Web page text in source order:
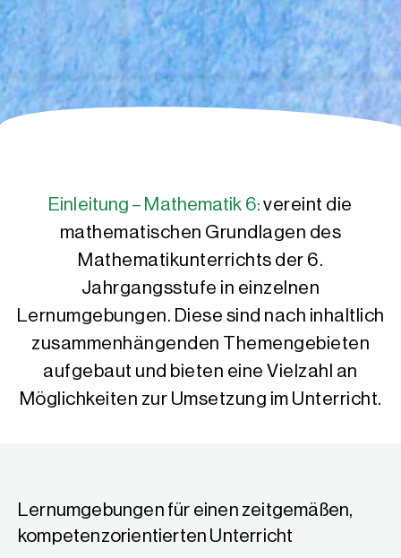
Einleitung – Mathematik 6: vereint die
mathematischen Grundlagen des
Mathematikunterrichts der 6.
Jahrgangsstufe in einzelnen
Lernumgebungen. Diese sind nach inhaltlich
zusammenhängenden Themengebieten
aufgebaut und bieten eine Vielzahl an
Möglichkeiten zur Umsetzung im Unterricht.
Lernumgebungen für einen zeitgemäßen,
kompetenzorientierten Unterricht